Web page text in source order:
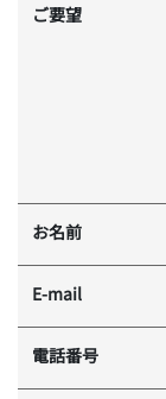
ご要望
お名前
E-mail
電話番号